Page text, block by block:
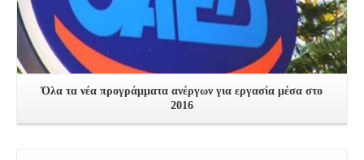
Όλα τα νέα προγράμματα ανέργων για εργασία μέσα στο
2016